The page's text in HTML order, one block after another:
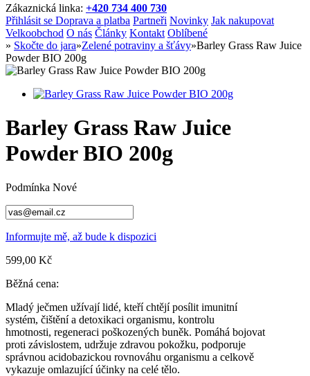
Zákaznická linka: +420 734 400 730
Přihlásit se Doprava a platba Partneři Novinky Jak nakupovat
Velkoobchod O nás Články Kontakt Oblíbené
» Skočte do jara»Zelené potraviny a šťávy»Barley Grass Raw Juice
Powder BIO 200g
Barley Grass Raw Juice
Powder BIO 200g
Podmínka Nové
Informujte mě, až bude k dispozici
599,00 Kč
Běžná cena:
Mladý ječmen užívají lidé, kteří chtějí posílit imunitní
systém, čištění a detoxikaci organismu, kontrolu
hmotnosti, regeneraci poškozených buněk. Pomáhá bojovat
proti závislostem, udržuje zdravou pokožku, podporuje
správnou acidobazickou rovnováhu organismu a celkově
vykazuje omlazující účinky na celé tělo.